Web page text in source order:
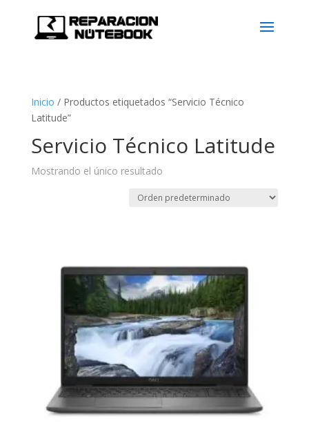
Inicio / Productos etiquetados “Servicio Técnico
Latitude”
Servicio Técnico Latitude
Mostrando el único resultado